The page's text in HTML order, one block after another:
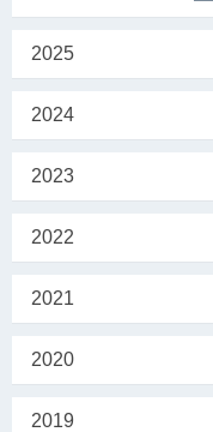
2025
2024
2023
2022
2021
2020
2019